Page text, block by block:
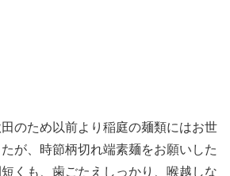
のため以前より稲庭の麺類にはお世
が、時節柄切れ端素麺をお願いした
くも、歯ごたえしっかり、喉越しな